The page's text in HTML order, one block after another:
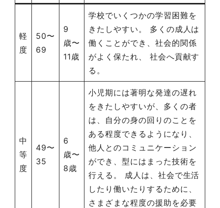
軽
度
50〜
69
9
歳〜
11歳
学校でいくつかの学習困難を
きたしやすい。 多くの成人は
働くことができ、社会的関係
がよく保たれ、 社会へ貢献す
る。
中
等
度
49〜
35
6
歳〜
8歳
小児期には著明な発達の遅れ
をきたしやすいが、多くの者
は、自分の身の回りのことを
ある程度できるようになり、
他人とのコミュニケーション
ができ、型にはまった技術を
行える。 成人は、社会で生活
したり働いたりするために、
さまざまな程度の援助を必要